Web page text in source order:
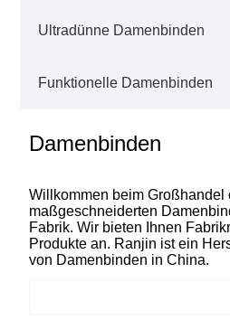
Ultradünne Damenbinden
Funktionelle Damenbinden
Damenbinden
Willkommen beim Großhandel
maßgeschneiderten
Fabrik. Wir bieten Ihnen
Produkte an. Ranjin ist ein
von Damenbinden in China.